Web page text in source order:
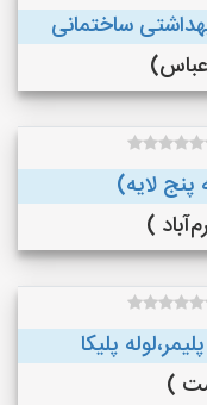
ساختمانی
پنج لایه)
پلیکا